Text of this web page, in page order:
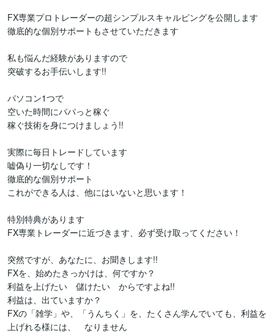
FX専業プロトレーダーの超シンプルスキャルピングを公開します
徹底的な個別サポートもさせていただきます
私も悩んだ経験がありますので
突破するお手伝いします!!
パソコン1つで
空いた時間にパパっと稼ぐ
稼ぐ技術を身につけましょう!!
実際に毎日トレードしています
嘘偽り一切なしです！
徹底的な個別サポート
これができる人は、他にはいないと思います！
特別特典があります
FX専業トレーダーに近づきます、必ず受け取ってください！
突然ですが、あなたに、お聞きします!!
FXを、始めたきっかけは、何ですか？
利益を上げたい　儲けたい　からですよね!!
利益は、出ていますか？
FXの「雑学」や、「うんちく」を、たくさん学んでいても、利益を
上げれる様には、　なりません